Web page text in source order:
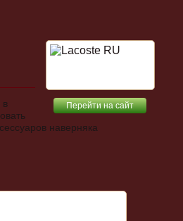
Перейти на сайт
в
наверняка